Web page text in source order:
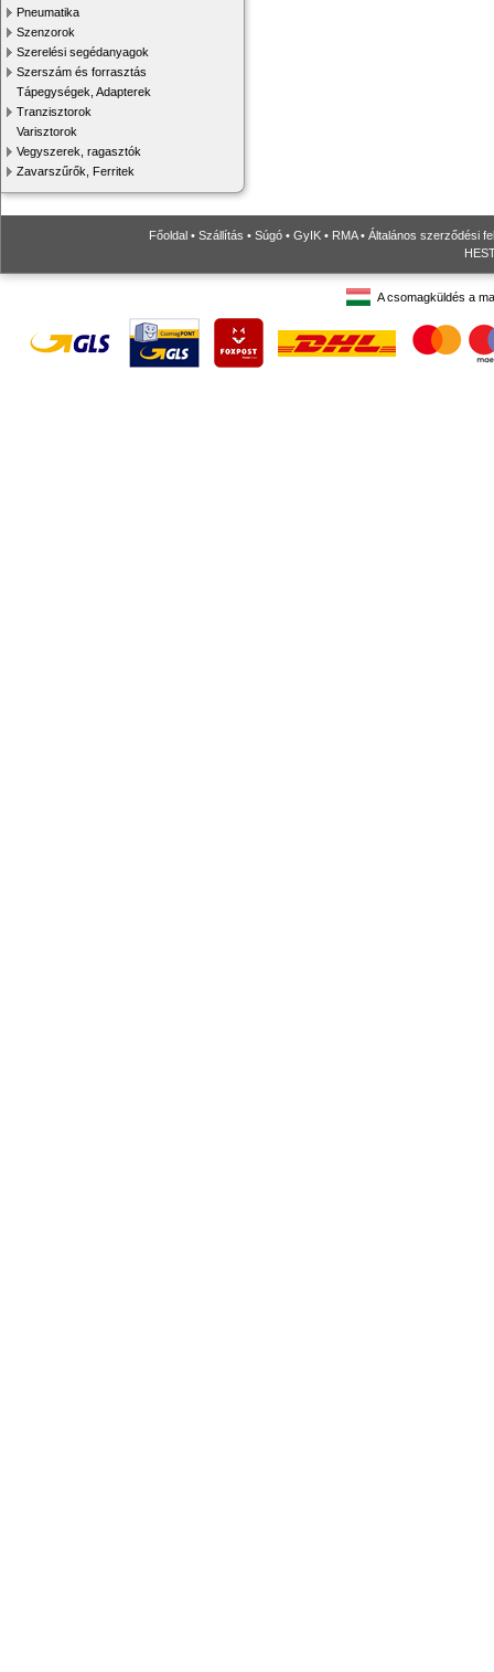
Pneumatika
Szenzorok
Szerelési segédanyagok
Szerszám és forrasztás
Tápegységek, Adapterek
Tranzisztorok
Varisztorok
Vegyszerek, ragasztók
Zavarszűrők, Ferritek
Főoldal • Szállítás • Súgó • GyIK • RMA• Általános szerződési
A csomagküldés a